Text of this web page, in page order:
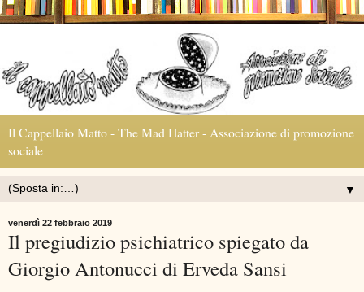
Il Cappellaio Matto - The Mad Hatter - Associazione di promozione
sociale
▼
venerdì 22 febbraio 2019
Il pregiudizio psichiatrico spiegato da
Giorgio Antonucci di Erveda Sansi